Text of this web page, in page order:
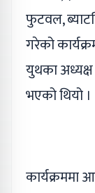
फुटवल,
गरेको
युथका अध्यक्ष
भएको थियो ।
कार्यक्रममा